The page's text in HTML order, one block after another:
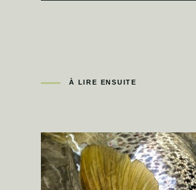
À LIRE ENSUITE